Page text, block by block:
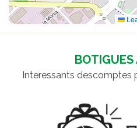
BOTIGUES
Interessants descomptes